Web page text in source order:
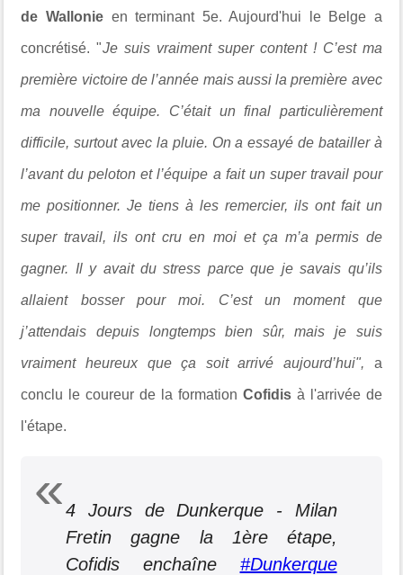
de Wallonie en terminant 5e. Aujourd'hui le Belge a
concrétisé. "Je suis vraiment super content ! C’est ma
première victoire de l’année mais aussi la première avec
ma nouvelle équipe. C’était un final particulièrement
difficile, surtout avec la pluie. On a essayé de batailler à
l’avant du peloton et l’équipe a fait un super travail pour
me positionner. Je tiens à les remercier, ils ont fait un
super travail, ils ont cru en moi et ça m’a permis de
gagner. Il y avait du stress parce que je savais qu’ils
allaient bosser pour moi. C’est un moment que
j’attendais depuis longtemps bien sûr, mais je suis
vraiment heureux que ça soit arrivé aujourd’hui", a
conclu le coureur de la formation Cofidisà l'arrivée de
l'étape.
4 Jours de Dunkerque - Milan
Fretin gagne la 1ère étape,
Cofidis enchaîne #Dunkerque